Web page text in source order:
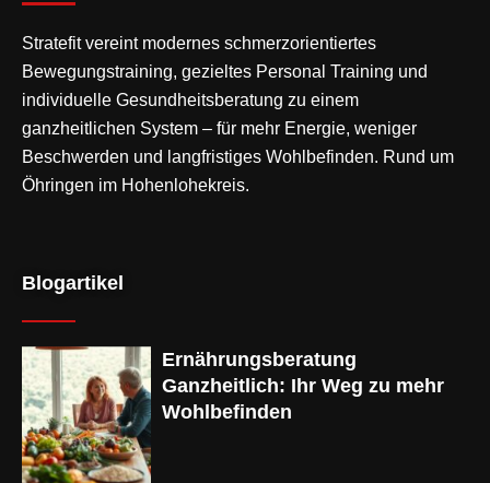
Stratefit vereint modernes schmerzorientiertes
Bewegungstraining, gezieltes Personal Training und
individuelle Gesundheitsberatung zu einem
ganzheitlichen System – für mehr Energie, weniger
Beschwerden und langfristiges Wohlbefinden. Rund um
Öhringen im Hohenlohekreis.
Blogartikel
Ernährungsberatung
Ganzheitlich: Ihr Weg zu mehr
Wohlbefinden